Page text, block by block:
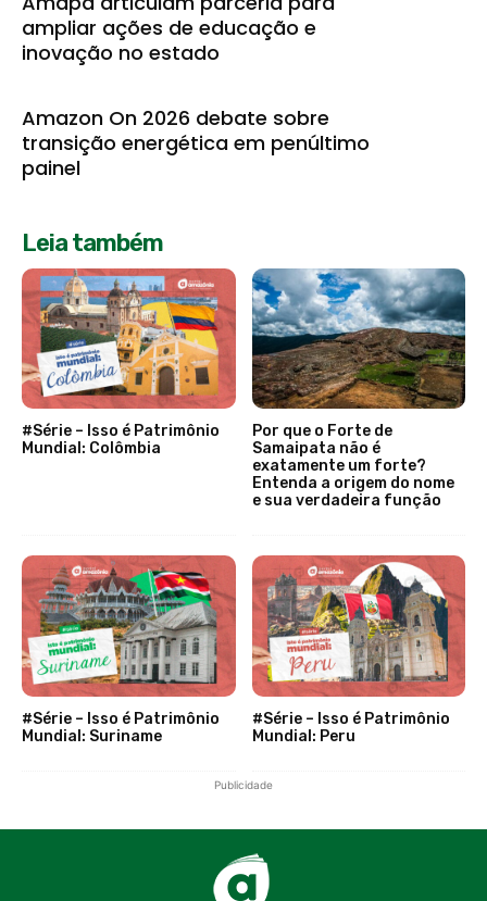
ampliar ações de educação e
inovação no estado
Amazon On 2026 debate sobre
transição energética em penúltimo
painel
Leia também
#Série – Isso é Patrimônio
Mundial: Colômbia
Por que o Forte de
Samaipata não é
exatamente um forte?
Entenda a origem do nome
e sua verdadeira função
#Série – Isso é Patrimônio
Mundial: Suriname
#Série – Isso é Patrimônio
Mundial: Peru
Publicidade